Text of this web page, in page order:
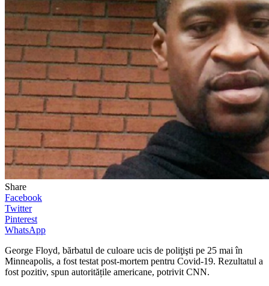
Share
Facebook
Twitter
Pinterest
WhatsApp
George Floyd, bărbatul de culoare ucis de poliţişti pe 25 mai în
Minneapolis, a fost testat post-mortem pentru Covid-19. Rezultatul a
fost pozitiv, spun autoritățile americane, potrivit CNN.